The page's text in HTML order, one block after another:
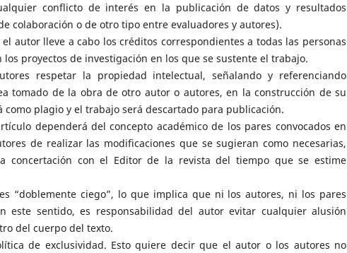
conflicto de interés en la publicación de datos y resultados
colaboración o de otro tipo entre evaluadores y autores).
autor lleve a cabo los créditos correspondientes a todas las personas
proyectos de investigación en los que se sustente el trabajo.
respetar la propiedad intelectual, señalando y referenciando
tomado de la obra de otro autor o autores, en la construcción de su
como plagio y el trabajo será descartado para publicación.
dependerá del concepto académico de los pares convocados en
de realizar las modificaciones que se sugieran como necesarias,
concertación con el Editor de la revista del tiempo que se estime
“doblemente ciego”, lo que implica que ni los autores, ni los pares
este sentido, es responsabilidad del autor evitar cualquier alusión
del cuerpo del texto.
de exclusividad. Esto quiere decir que el autor o los autores no